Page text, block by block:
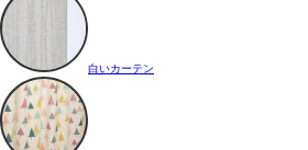
白いカーテン